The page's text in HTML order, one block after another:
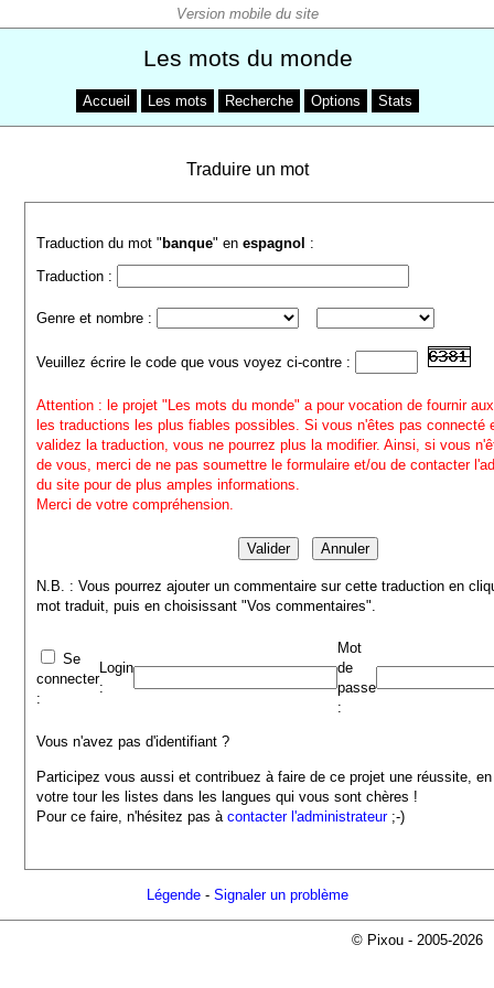
Les mots du monde
Accueil Les mots Recherche Options Stats
Traduire un mot
Traduction du mot " banque" enespagnol :
Traduction :
Genre et nombre :
Veuillez écrire le code que vous voyez ci-contre :
Attention : le projet "Les mots du monde" a pour vocation de fournir
les traductions les plus fiables possibles. Si vous n'êtes pas connecté
validez la traduction, vous ne pourrez plus la modifier. Ainsi, si vous
de vous, merci de ne pas soumettre le formulaire et/ou de contacter
du site pour de plus amples informations.
Merci de votre compréhension.
N.B. : Vous pourrez ajouter un commentaire sur cette traduction en
mot traduit, puis en choisissant "Vos commentaires".
Se
connecter
:
Login
:
Mot
de
passe
:
Vous n'avez pas d'identifiant ?
Participez vous aussi et contribuez à faire de ce projet une réussite,
votre tour les listes dans les langues qui vous sont chères !
Pour ce faire, n'hésitez pas àcontacter l'administrateur;-)
Légende- Signaler un problème
© Pixou - 2005-2026